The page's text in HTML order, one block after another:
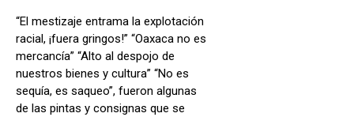
“El mestizaje entrama la explotación
racial, ¡fuera gringos!” “Oaxaca no es
mercancía” “Alto al despojo de
nuestros bienes y cultura” “No es
sequía, es saqueo”, fueron algunas
de las pintas y consignas que se